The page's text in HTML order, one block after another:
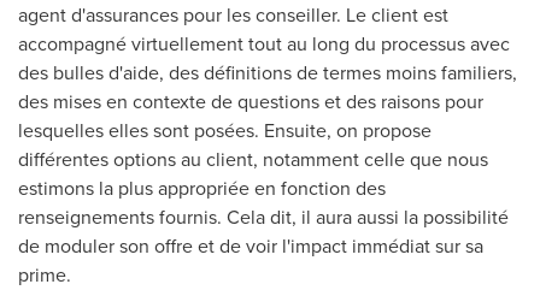
agent d'assurances pour les conseiller. Le client est
accompagné virtuellement tout au long du processus avec
des bulles d'aide, des définitions de termes moins familiers,
des mises en contexte de questions et des raisons pour
lesquelles elles sont posées. Ensuite, on propose
différentes options au client, notamment celle que nous
estimons la plus appropriée en fonction des
renseignementsfournis. Cela dit, il aura aussi la possibilité
de moduler son offre et de voir l'impact immédiat sur sa
prime.